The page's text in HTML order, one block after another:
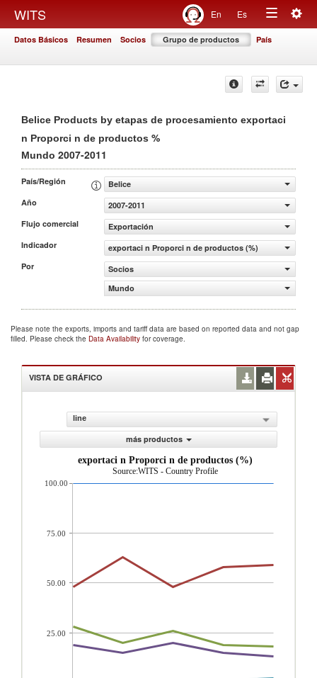
WITS En Es
Toggle
Datos Básicos Resumen Socios Grupo de productos País
Belice Products by etapas de procesamiento exportaci
n Proporci n de productos %
Mundo 2007-2011
País/Región
Belice
Año
2007-2011
Flujo comercial
Exportación
Indicador
exportaci n Proporci n de productos (%)
Por
Socios
Mundo
Please note the exports, imports and tariff data are based on reported data and not gap
filled. Please check the Data Availability for coverage.
VISTA DE GRÁFICO
line
más productos
exportaci n Proporci n de productos (%)
Source:WITS - Country Profile
100.00
75.00
50.00
25.00